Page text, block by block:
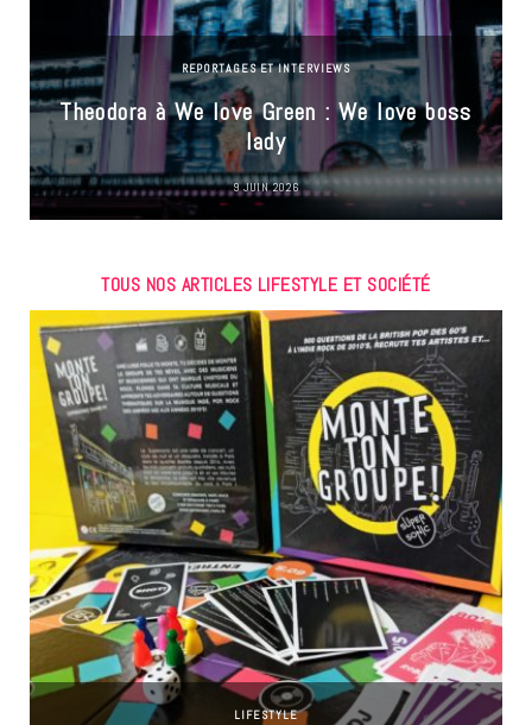
REPORTAGES ET INTERVIEWS
Theodora à We love Green : We love boss
lady
9 JUIN 2026
TOUS NOS ARTICLES LIFESTYLE ET SOCIÉTÉ
LIFESTYLE